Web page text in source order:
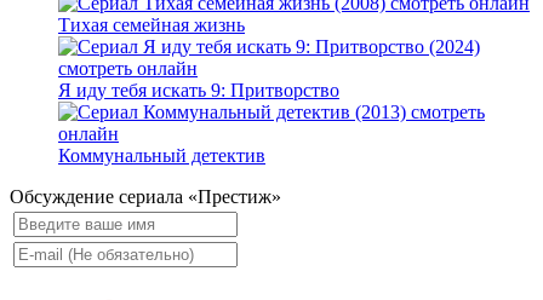
Тихая семейная жизнь
Я иду тебя искать 9: Притворство
Коммунальный детектив
Обсуждение сериала «Престиж»